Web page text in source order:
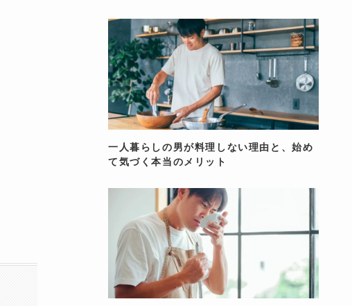
一人暮らしの男が料理しない理由と、始め
て気づく本当のメリット